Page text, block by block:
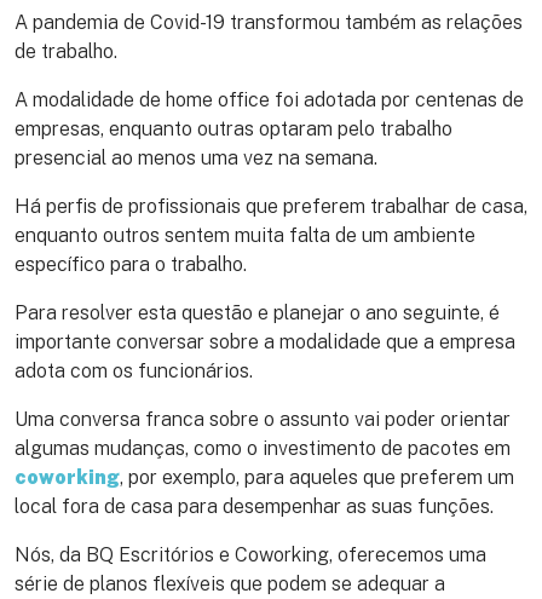
A pandemia de Covid-19 transformou também as relações
de trabalho.
A modalidade de home office foi adotada por centenas de
empresas, enquanto outras optaram pelo trabalho
presencial ao menos uma vez na semana.
Há perfis de profissionais que preferem trabalhar de casa,
enquanto outros sentem muita falta de um ambiente
específico para o trabalho.
Para resolver esta questão e planejar o ano seguinte, é
importante conversar sobre a modalidade que a empresa
adota com os funcionários.
Uma conversa franca sobre o assunto vai poder orientar
algumas mudanças, como o investimento de pacotes em
coworking, por exemplo, para aqueles que preferem um
local fora de casa para desempenhar as suas funções.
Nós, da BQ Escritórios e Coworking, oferecemos uma
série de planos flexíveis que podem se adequar a